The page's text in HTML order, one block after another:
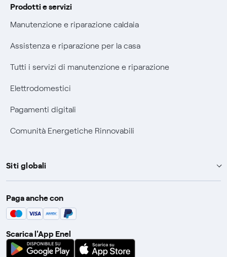
Prodotti e servizi
Manutenzione e riparazione caldaia
Assistenza e riparazione per la casa
Tutti i servizi di manutenzione e riparazione
Elettrodomestici
Pagamenti digitali
Comunità Energetiche Rinnovabili
Siti globali
Enel Group
Enel Green Power
Global Procurement
Paga anche con
Scarica l'App Enel